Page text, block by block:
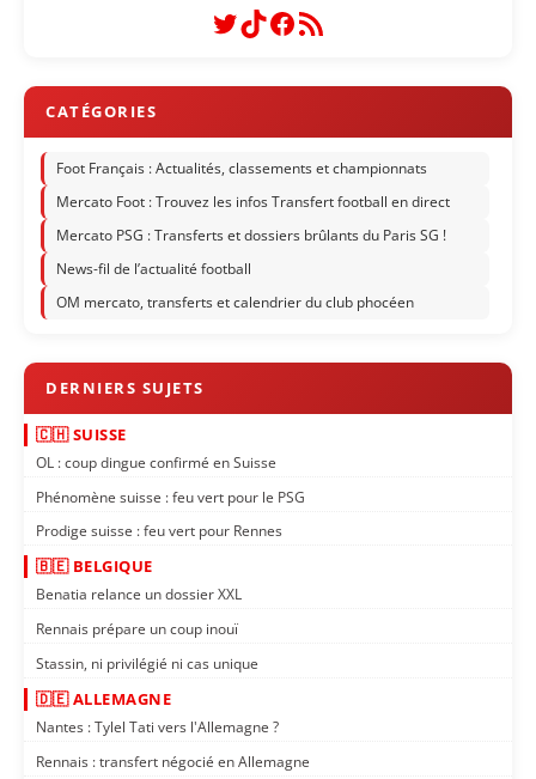
Twitter
TikTok
Facebook
Flux RSS
Foot Français : Actualités, classements et championnats
Mercato Foot : Trouvez les infos Transfert football en direct
Mercato PSG : Transferts et dossiers brûlants du Paris SG !
News-fil de l’actualité football
OM mercato, transferts et calendrier du club phocéen
🇨🇭 SUISSE
OL : coup dingue confirmé en Suisse
Phénomène suisse : feu vert pour le PSG
Prodige suisse : feu vert pour Rennes
🇧🇪 BELGIQUE
Benatia relance un dossier XXL
Rennais prépare un coup inouï
Stassin, ni privilégié ni cas unique
🇩🇪 ALLEMAGNE
Nantes : Tylel Tati vers l'Allemagne ?
Rennais : transfert négocié en Allemagne